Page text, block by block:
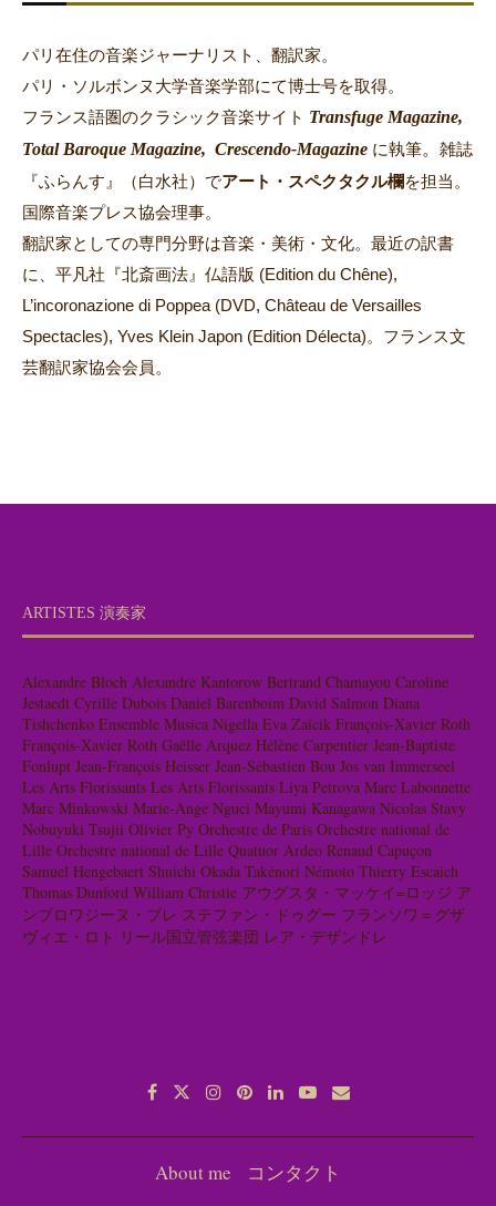
パリ在住の音楽ジャーナリスト、翻訳家。
パリ・ソルボンヌ大学音楽学部にて博士号を取得。
フランス語圏のクラシック音楽サイト Transfuge Magazine,
Total Baroque Magazine, Crescendo-Magazine に執筆。 雑誌
『ふらんす』（白水社）でアート・スペクタクル欄を担当。
国際音楽プレス協会理事。
翻訳家としての専門分野は音楽・美術・文化。最近の訳書
に、平凡社『北斎画法』仏語版 (Edition du Chêne),
L’incoronazione di Poppea (DVD, Château de Versailles
Spectacles), Yves Klein Japon (Edition Délecta)。フランス文
芸翻訳家協会会員。
ARTISTES 演奏家
Alexandre Bloch Alexandre Kantorow Bertrand Chamayou Caroline
Jestaedt Cyrille Dubois Daniel Barenboim David Salmon Diana
Tishchenko Ensemble Musica Nigella Eva Zaïcik François-Xavier Roth
François-Xavier Roth Gaëlle Arquez Hélène Carpentier Jean-Baptiste
Fonlupt Jean-François Heisser Jean-Sébastien Bou Jos van Immerseel
Les Arts Florissants Les Arts Florissants Liya Petrova Marc Labonnette
Marc Minkowski Marie-Ange Nguci Mayumi Kanagawa Nicolas Stavy
Nobuyuki Tsujii Olivier Py Orchestre de Paris Orchestre national de
Lille Orchestre national de Lille Quatuor Ardeo Renaud Capuçon
Samuel Hengebaert Shuichi Okada Takénori Némoto Thierry Escaich
Thomas Dunford William Christie アウグスタ・マッケイ=ロッジ ア
ンブロワジーヌ・ブレ ステファン・ドゥグー フランソワ＝グザ
ヴィエ・ロト リール国立管弦楽団 レア・デザンドレ
About me コンタクト